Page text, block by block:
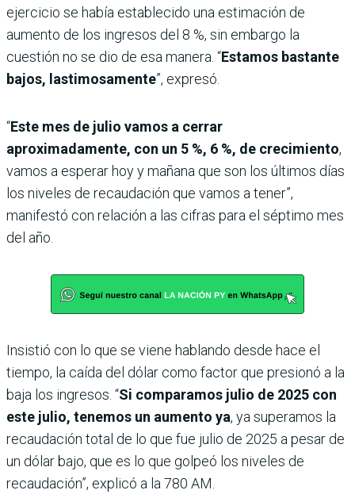
ejercicio se había establecido una estimación de
aumento de los ingresos del 8 %, sin embargo la
cuestión no se dio de esa manera. “Estamos bastante
bajos, lastimosamente”, expresó.
“Este mes de julio vamos a cerrar
aproximadamente, con un 5 %, 6 %, de crecimiento,
vamos a esperar hoy y mañana que son los últimos días
los niveles de recaudación que vamos a tener”,
manifestó con relación a las cifras para el séptimo mes
del año.
Insistió con lo que se viene hablando desde hace el
tiempo, la caída del dólar como factor que presionó a la
baja los ingresos. “Si comparamos julio de 2025 con
este julio, tenemos un aumento ya, ya superamos la
recaudación total de lo que fue julio de 2025 a pesar de
un dólar bajo, que es lo que golpeó los niveles de
recaudación”, explicó a la 780 AM.